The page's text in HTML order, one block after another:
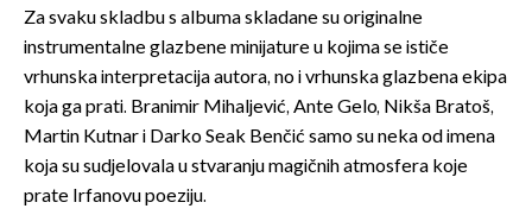
Za svaku skladbu s albuma skladane su originalne
instrumentalne glazbene minijature u kojima se ističe
vrhunska interpretacija autora, no i vrhunska glazbena ekipa
koja ga prati. Branimir Mihaljević, Ante Gelo, Nikša Bratoš,
Martin Kutnar i Darko Seak Benčić samo su neka od imena
koja su sudjelovala u stvaranju magičnih atmosfera koje
prate Irfanovu poeziju.